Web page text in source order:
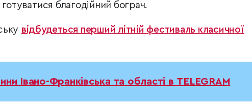
благодійний бограч.
відбудеться перший літній фестиваль класичної
Івано-Франківська та області в TELEGRAM